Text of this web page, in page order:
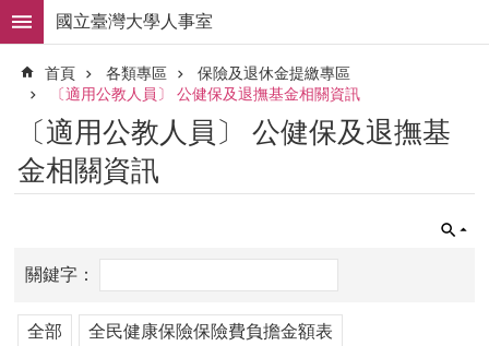
跳到主要內容區塊
進
階
搜
求
職
組
職
掌
國立臺灣大學人事室
首頁 各類專區
保險及退休金提繳專區
〔適用公教人員〕 公健保及退撫基金相關資訊
〔適用公教人員〕 公健保及退撫基
金相關資訊
全部 全民健康保險保險費負擔金額表